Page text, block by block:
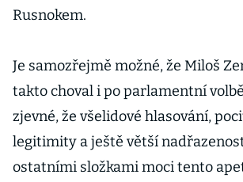
Rusnokem.
Je samozřejmě možné, že Miloš
takto choval i po parlamentní
zjevné, že všelidové hlasování,
legitimity a ještě větší
ostatními složkami moci tento